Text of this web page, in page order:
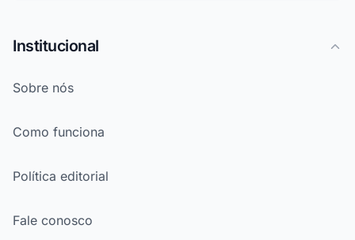
Institucional
Sobre nós
Como funciona
Política editorial
Fale conosco